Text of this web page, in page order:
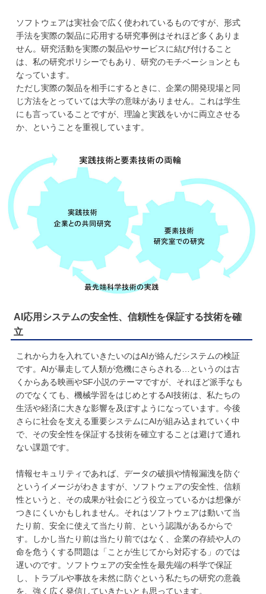
ソフトウェアは実社会で広く使われているものですが、形式
手法を実際の製品に応用する研究事例はそれほど多くありま
せん。研究活動を実際の製品やサービスに結び付けること
は、私の研究ポリシーでもあり、研究のモチベーションとも
なっています。
ただし実際の製品を相手にするときに、企業の開発現場と同
じ方法をとっていては大学の意味がありません。これは学生
にも言っていることですが、理論と実践をいかに両立させる
か、ということを重視しています。
AI応用システムの安全性、信頼性を保証する技術を確
立
これから力を入れていきたいのはAIが絡んだシステムの検証
です。AIが暴走して人類が危機にさらされる…というのは古
くからある映画やSF小説のテーマですが、それほど派手なも
のでなくても、機械学習をはじめとするAI技術は、私たちの
生活や経済に大きな影響を及ぼすようになっています。今後
さらに社会を支える重要システムにAIが組み込まれていく中
で、その安全性を保証する技術を確立することは避けて通れ
ない課題です。
情報セキュリティであれば、データの破損や情報漏洩を防ぐ
というイメージがわきますが、ソフトウェアの安全性、信頼
性というと、その成果が社会にどう役立っているかは想像が
つきにくいかもしれません。それはソフトウェアは動いて当
たり前、安全に使えて当たり前、という認識があるからで
す。しかし当たり前は当たり前ではなく、企業の存続や人の
命を危うくする問題は「ことが生じてから対応する」のでは
遅いのです。ソフトウェアの安全性を最先端の科学で保証
し、トラブルや事故を未然に防ぐという私たちの研究の意義
を、強く広く発信していきたいとも思っています。